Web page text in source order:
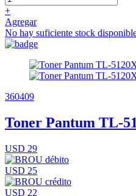
+
Agregar
No hay suficiente stock
360409
Toner Pantum TL-
USD 29
USD 25
USD 22